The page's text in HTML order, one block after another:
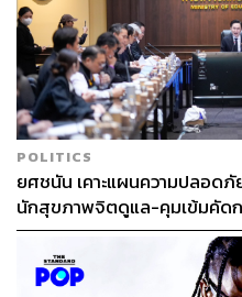
POLITICS
ยศชนัน เคาะแผนความปลอดภั
นักสุขภาพจิตดูแล-คุมเข้มคัด